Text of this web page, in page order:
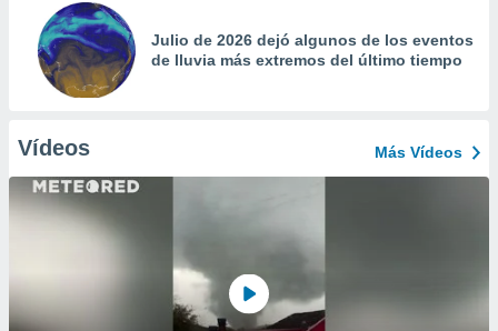
Julio de 2026 dejó algunos de los eventos
de lluvia más extremos del último tiempo
Vídeos Más Vídeos